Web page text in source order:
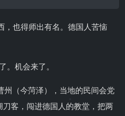
，也得师出有名。德国人苦恼
。机会来了。
州（今菏泽），当地的民间会党
刀客，闯进德国人的教堂，把两